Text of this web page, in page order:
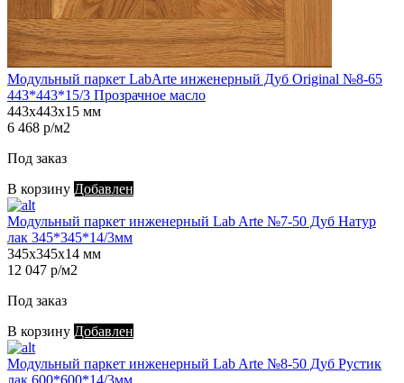
Модульный паркет LabArte инженерный Дуб Original №8-65
443*443*15/3 Прозрачное масло
443х443х15 мм
6 468 р/м2
Под заказ
В корзину Добавлен
Модульный паркет инженерный Lab Arte №7-50 Дуб Натур
лак 345*345*14/3мм
345х345х14 мм
12 047 р/м2
Под заказ
В корзину Добавлен
Модульный паркет инженерный Lab Arte №8-50 Дуб Рустик
лак 600*600*14/3мм